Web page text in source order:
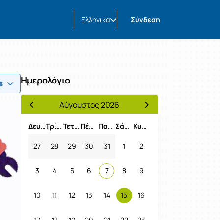
Ελληνικά Σύνδεση
Ημερολόγιο
Προηγούμενος Μήνας
Αύγουστος 2026
Επόμενος Μήνας
Δευτέρα
Τρίτη Τετάρτη Πέμπτη Παρασκευή Σάββατο Κυριακή
27 28 29 30 31 1 2
3 4 5 6 7 8 9
10 11 12 13 14 15 16